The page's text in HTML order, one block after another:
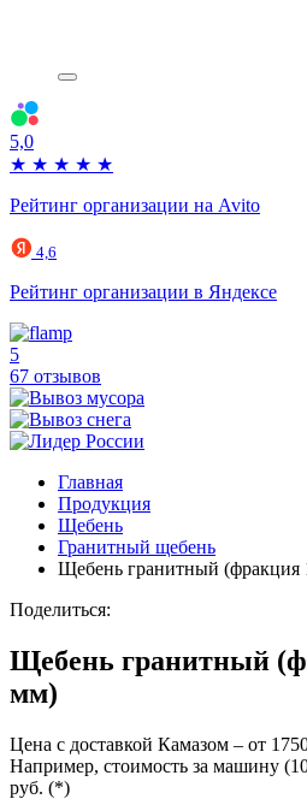
5,0
★ ★ ★ ★ ★
Рейтинг организации на Avito
4,6
Рейтинг организации в Яндексе
5
67 отзывов
Главная
Продукция
Щебень
Гранитный щебень
Щебень гранитный (фракция
Поделиться:
Щебень гранитный
мм)
Цена с доставкой Камазом – от
Например, стоимость за машину
руб. (*)